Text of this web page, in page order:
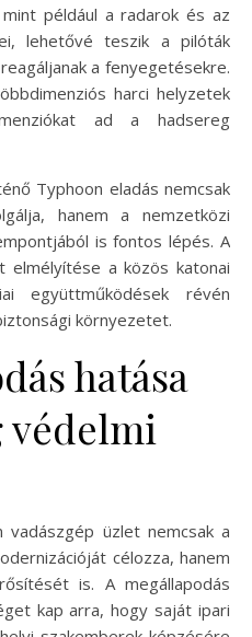
például a radarok és az
lehetővé teszik a pilóták
a fenyegetésekre.
harci helyzetek
ad a hadsereg
Typhoon eladás nemcsak
hanem a nemzetközi
is fontos lépés. A
elmélyítése a közös katonai
együttműködések révén
környezetet.
hatása
védelmi
üzlet nemcsak a
célozza, hanem
is. A megállapodás
kap arra, hogy saját ipari